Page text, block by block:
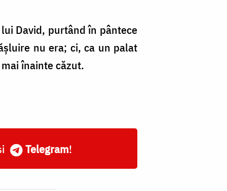
David, purtând în pântece
nu era; ci, ca un palat
înainte căzut.
Telegram!